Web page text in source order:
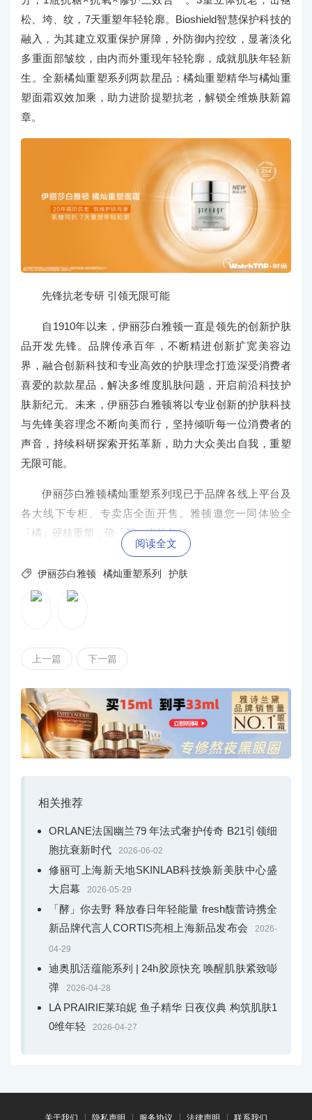
松、垮、纹，7天重塑年轻轮廓。Bioshield智慧保护科技的
融入，为其建立双重保护屏障，外防御内控纹，显著淡化
多重面部皱纹，由内而外重现年轻轮廓，成就肌肤年轻新
生。全新橘灿重塑系列两款星品：橘灿重塑精华与橘灿重
塑面霜双效加乘，助力进阶提塑抗老，解锁全维焕肤新篇
章。
先锋抗老专研 引领无限可能
自1910年以来，伊丽莎白雅顿一直是领先的创新护肤
品开发先锋。品牌传承百年，不断精进创新扩宽美容边
界，融合创新科技和专业高效的护肤理念打造深受消费者
喜爱的款款星品，解决多维度肌肤问题，开启前沿科技护
肤新纪元。未来，伊丽莎白雅顿将以专业创新的护肤科技
与先锋美容理念不断向美而行，坚持倾听每一位消费者的
声音，持续科研探索开拓革新，助力大众美出自我，重塑
无限可能。
伊丽莎白雅顿橘灿重塑系列现已于品牌各线上平台及
各大线下专柜、专卖店全面开售。雅顿邀您一同体验全
「橘」硬核重塑，倍「塑」直达年轻。
阅读全文
 伊丽莎白雅顿 橘灿重塑系列 护肤
上一篇 下一篇
相关推荐
ORLANE法国幽兰79 年法式奢护传奇 B21引领细
胞抗衰新时代
2026-06-02
修丽可上海新天地SKINLAB科技焕新美肤中心盛
大启幕
2026-05-29
「酵」你去野 释放春日年轻能量 fresh馥蕾诗携全
新品牌代言人CORTIS亮相上海新品发布会
2026-
04-29
迪奥肌活蕴能系列 | 24h胶原快充 唤醒肌肤紧致嘭
弹
2026-04-28
LA PRAIRIE莱珀妮 鱼子精华 日夜仪典 构筑肌肤1
0维年轻
2026-04-27
关于我们 隐私声明 服务协议 法律声明 联系我们